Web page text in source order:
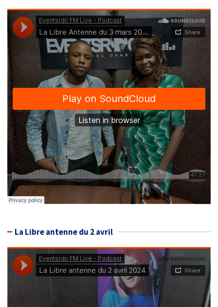
La Libre antenne du 2 avril